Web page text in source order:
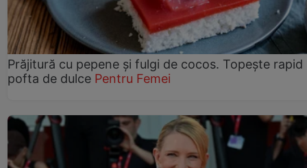
Prăjitură cu pepene şi fulgi de cocos. Topește rapid
pofta de dulce Pentru Femei